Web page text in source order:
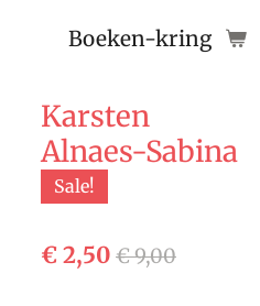
Boeken-
Karsten
Alnaes-Sabina
Sale!
€ 2,50 € 9,00